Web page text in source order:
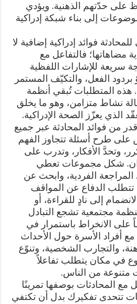
على حدّتهم الذهنية. ويؤدي
إلى بناء شبكة إدراكية
فوائد إدراكية إضافية لا
مضاهاتها؛ فالتفاعل مع
سريعة للإشارات اللفظية
بردود الفعل، والتكيّف المستمر
المتطلبات تُبقي أنظمة
نشاط متزامن، وهو ما يخلق
الذي يعزّز الصحة الإدراكية.
من فوائد المحادثة عبر جميع
على طرح أسئلة تتجاوز الفهم
وتحدَّ الأفكار، وتدرب على
شكل مجموعات تعطي
المراجعة الفردية، وابحث عن
الدفاع عن المواقف
إلى نادٍ للقراءة، أو
مجتمعية تشجع التبادل
على الانخراط باستمرار في
مع أفراد الأسرة حول الأحداث
والتجارب الشخصية، وتنوّع
في مكان يتطلب تفاعلاً
متنوعة من الناس.
مع المحادثات بوصفها تمرينًا
تتحدى تفكيرك بدل أن تكتفي